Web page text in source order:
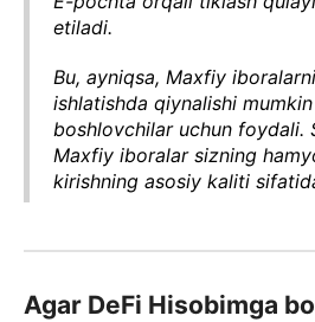
etiladi.
Bu, ayniqsa, Maxfiy
ishlatishda qiynalishi mumkin
boshlovchilar uchun foydali.
Maxfiy iboralar sizning
kirishning asosiy kaliti
Agar DeFi Hisobimga